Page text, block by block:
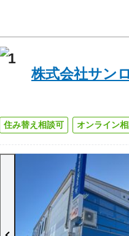
1
株式会社サン
住み替え相談可 オンライン